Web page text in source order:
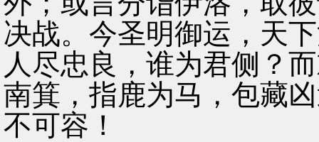
决战。今圣明御运，天
人尽忠良，谁为君侧？
南箕，指鹿为马，包藏
不可容！